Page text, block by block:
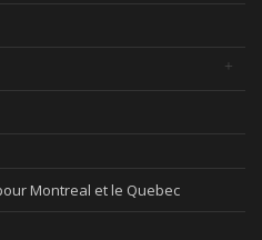
Montreal et le Quebec